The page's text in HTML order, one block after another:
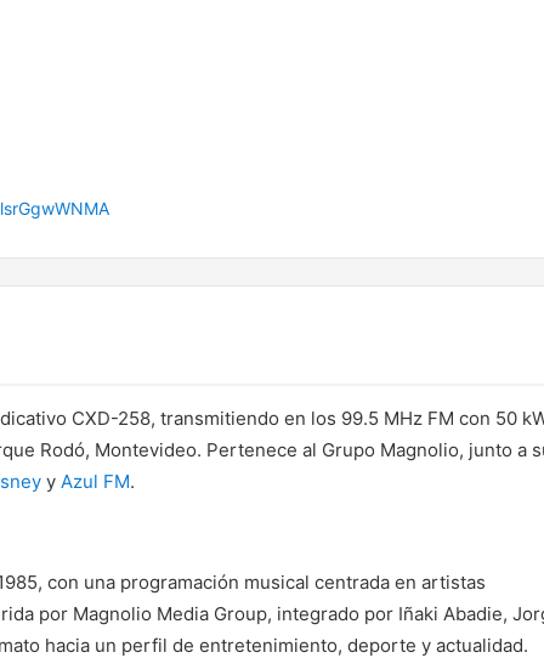
CXD-258, transmitiendo en los 99.5 MHz FM con 50
Rodó, Montevideo. Pertenece al Grupo Magnolio, junto a
y Azul FM.
con una programación musical centrada en artistas
por Magnolio Media Group, integrado por Iñaki Abadie,
hacia un perfil de entretenimiento, deporte y actualidad.